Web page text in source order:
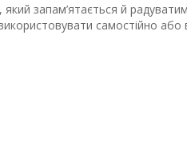
запам’ятається й
самостійно або